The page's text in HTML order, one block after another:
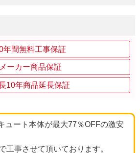
年間無料工事保証
メーカー商品保証
10年商品延長保証
ュート本体が最大77％OFFの激安
工事させて頂いております。